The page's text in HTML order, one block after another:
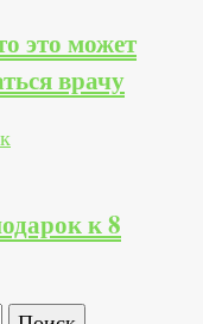
это может
врачу
к 8